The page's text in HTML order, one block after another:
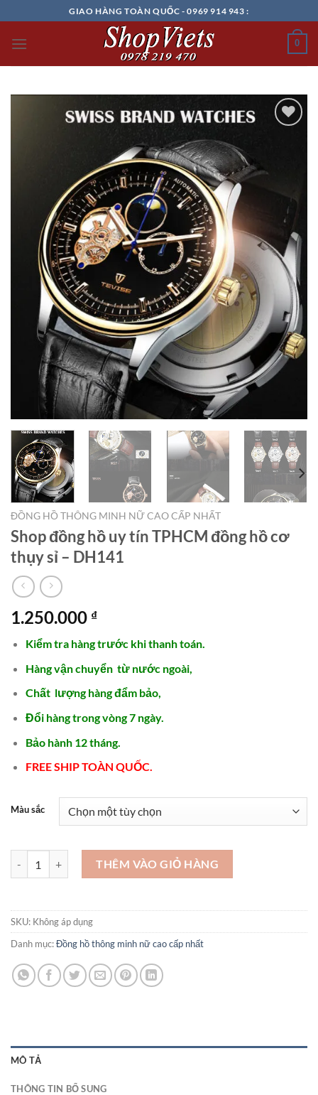
đến
nội
GIAO HÀNG TOÀN QUỐC - 0969 914 943 :
0
wishlist
ĐỒNG HỒ THÔNG MINH NỮ CAO CẤP NHẤT
Shop đồng hồ uy tín TPHCM đồng hồ cơ
thụy sỉ – DH141
1.250.000 ₫
Kiểm tra hàng trước khi thanh toán.
Hàng vận chuyển từ nước ngoài,
Chất lượng hàng đẩm bảo,
Đổi hàng trong vòng 7 ngày.
Bảo hành 12 tháng.
FREE SHIP TOÀN QUỐC.
Màu sắc
Shop đồng hồ uy tín TPHCM đồng hồ cơ thụy sỉ - DH141 số lượng
THÊM VÀO GIỎ HÀNG
SKU: Không áp dụng
Danh mục:Đồng hồ thông minh nữ cao cấp nhất
MÔ TẢ
THÔNG TIN BỔ SUNG